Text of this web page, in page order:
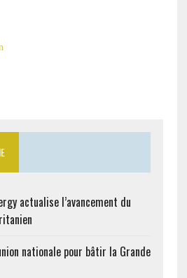
actualise l’avancement du
nationale pour bâtir la Grande